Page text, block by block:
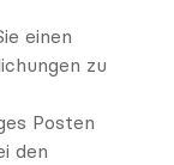
einen
zu
Posten
den